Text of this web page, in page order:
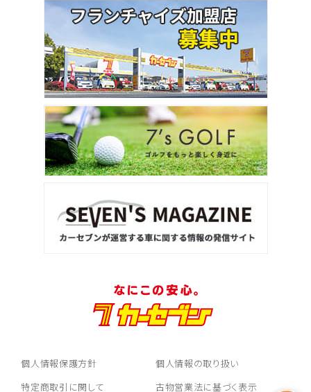
個人情報保護方針
個人情報の取り扱い
特定商取引に関して
古物営業法に基づく表示